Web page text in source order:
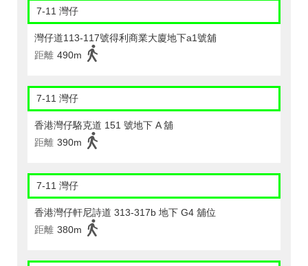
7-11 灣仔
灣仔道113-117號得利商業大廈地下a1號舖
距離 490m
7-11 灣仔
香港灣仔駱克道 151 號地下 A 舖
距離 390m
7-11 灣仔
香港灣仔軒尼詩道 313-317b 地下 G4 舖位
距離 380m